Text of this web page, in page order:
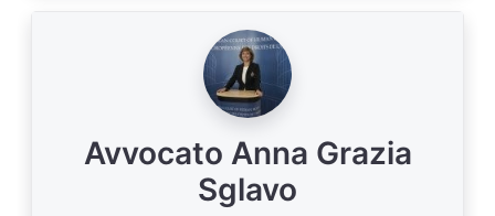
Avvocato Anna Grazia
Sglavo